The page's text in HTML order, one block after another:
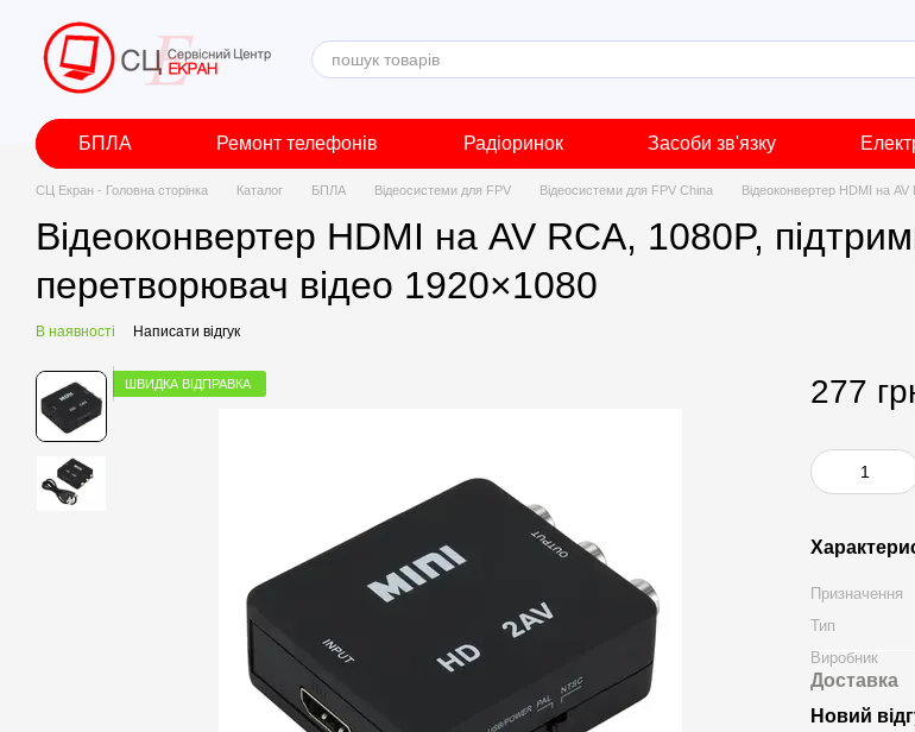
Перейти до основного контенту
БПЛА Ремонт телефонів Радіоринок Засоби зв'язку
СЦ Екран - Головна сторінка Каталог БПЛА Відеосистеми для FPV Відеосистеми для FPV China Відеоконвертер HDMI на
Відеоконвертер HDMI на AV RCA, 1080P,
перетворювач відео 1920×1080
В наявності Написати відгук
ШВИДКА ВІДПРАВКА 277
Призначення
Тип
Виробник
Доставка
Новий